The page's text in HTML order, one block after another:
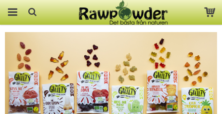
Produkten har blivit tillagd i